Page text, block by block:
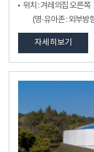
위치 : 겨레의집 오른쪽
(영·유아존 : 외부방
자세히보기